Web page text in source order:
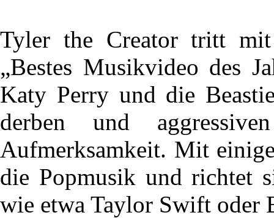
Tyler the Creator tritt
„Bestes Musikvideo des
Katy Perry und die
derben und
Aufmerksamkeit. Mit
die Popmusik und richtet
wie etwa Taylor Swift